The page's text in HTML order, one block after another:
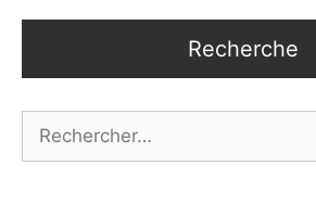
Recherche